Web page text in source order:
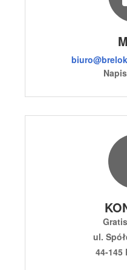
ul.
44-145